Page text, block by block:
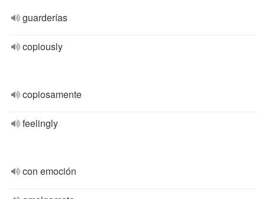
guarderías
copiously
copiosamente
feelingly
con emoción